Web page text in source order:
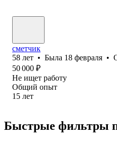
сметчик
58 лет • Была 18 февраля •
50 000 ₽
Не ищет работу
Общий опыт
15 лет
Быстрые фильтры